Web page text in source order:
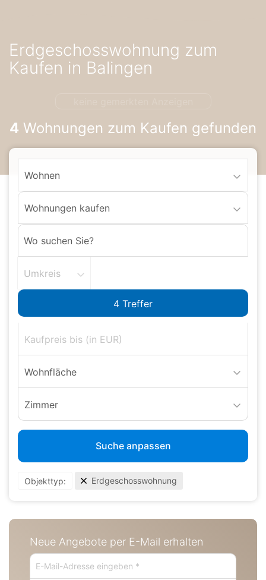
zur
Navigation
zum
Erdgeschosswohnung zum
Kaufen in Balingen
4 Wohnungen zum Kaufen gefunden
Wohnen
Wohnungen kaufen
Umkreis
Wohnfläche
Zimmer
Suche anpassen
Objekttyp: Erdgeschosswohnung
Neue Angebote per E-Mail erhalten